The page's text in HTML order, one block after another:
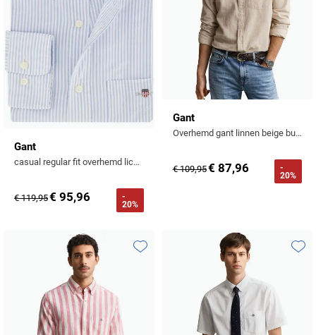
Gant
casual regular fit overhemd lichtblauw gestreept katoen
€ 119,95€ 95,96
-
20%
Gant
Overhemd gant linnen beige button down
€ 109,95€ 87,96
-
20%
Toevoegen aan favorieten